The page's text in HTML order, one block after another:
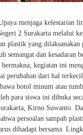
menjaga kelestarian
2 Surakarta melalui
plastik yang dilaksanakan
semangat dan kesadaran
bermakna, kegiatan ini
perubahan dari hal
botol minum atau
para siswa ini dibuka
Kirno Suwanto.
persoalan sampah
dihadapi bersama.